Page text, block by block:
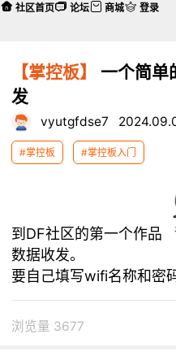
【掌控板】
一个简单
发
vyutgfdse7
#掌控板 #掌控板入门
到DF社区的第一个作品
数据收发。
要自己填写wifi名称和密
浏览量 3677
社区首页 论坛 商城 登录